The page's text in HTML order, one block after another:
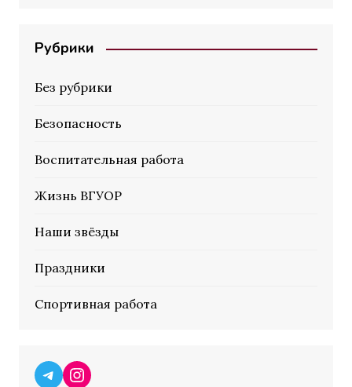
Рубрики
Без рубрики
Безопасность
Воспитательная работа
Жизнь ВГУОР
Наши звёзды
Праздники
Спортивная работа
Telegram
Instagram